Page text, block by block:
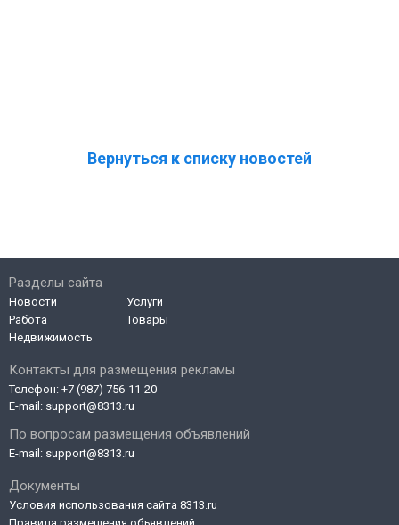
Вернуться к списку новостей
Контакты для размещения рекламы
Телефон: +7 (987) 756-11-20
E-mail: support@8313.ru
По вопросам размещения объявлений
E-mail: support@8313.ru
Документы
Условия использования сайта 8313.ru
Разделы сайта
Новости
Работа
Недвижимость
Услуги
Товары